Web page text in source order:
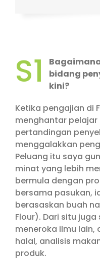
S1
bidang
kini?
Ketika pengajian di
menghantar
pertandingan
menggalakkan
Peluang itu saya
minat yang lebih
bermula dengan
bersama pasukan,
berasaskan buah
Flour). Dari situ
meneroka ilmu
halal, analisis
produk.